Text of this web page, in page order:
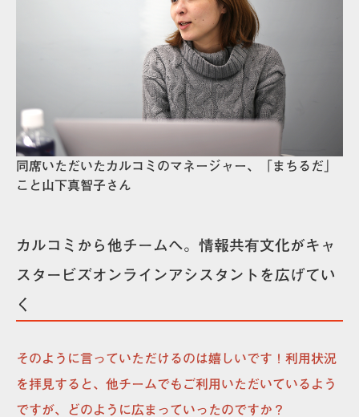
同席いただいたカルコミのマネージャー、「まちるだ」
こと山下真智子さん
カルコミから他チームへ。情報共有文化がキャ
スタービズオンラインアシスタントを広げてい
く
そのように言っていただけるのは嬉しいです！利用状況
を拝見すると、他チームでもご利用いただいているよう
ですが、どのように広まっていったのですか？